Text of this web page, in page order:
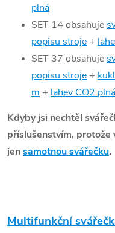
plná
SET 14 obsahuje
popisu stroje +
SET 37 obsahuje
popisu stroje +
m + lahev CO2 plná
Kdyby jsi nechtěl
příslušenstvím, protože
jensamotnou svářečku.
Multifunkční